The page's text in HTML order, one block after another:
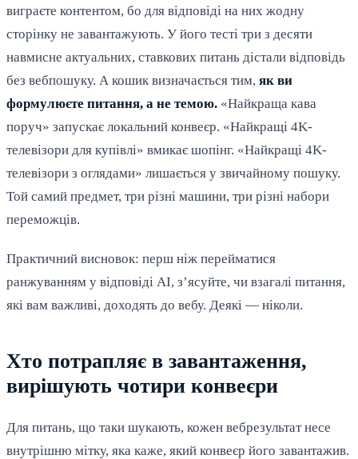
виграєте контентом, бо для відповіді на них жодну
сторінку не завантажують. У його тесті три з десяти
навмисне актуальних, ставкових питань дістали відповідь
без вебпошуку. А кошик визначається тим, як ви
формулюєте питання, а не темою. «Найкраща кава
поруч» запускає локальний конвеєр. «Найкращі 4K-
телевізори для купівлі» вмикає шопінг. «Найкращі 4K-
телевізори з оглядами» лишається у звичайному пошуку.
Той самий предмет, три різні машини, три різні набори
переможців.
Практичний висновок: перш ніж перейматися
ранжуванням у відповіді AI, з’ясуйте, чи взагалі питання,
які вам важливі, доходять до вебу. Деякі — ніколи.
Хто потрапляє в завантаження,
вирішують чотири конвеєри
Для питань, що таки шукають, кожен вебрезультат несе
внутрішню мітку, яка каже, який конвеєр його завантажив.